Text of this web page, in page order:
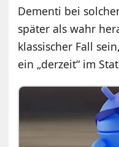
Dementi bei
später als wahr
klassischer Fall
ein „derzeit“ im